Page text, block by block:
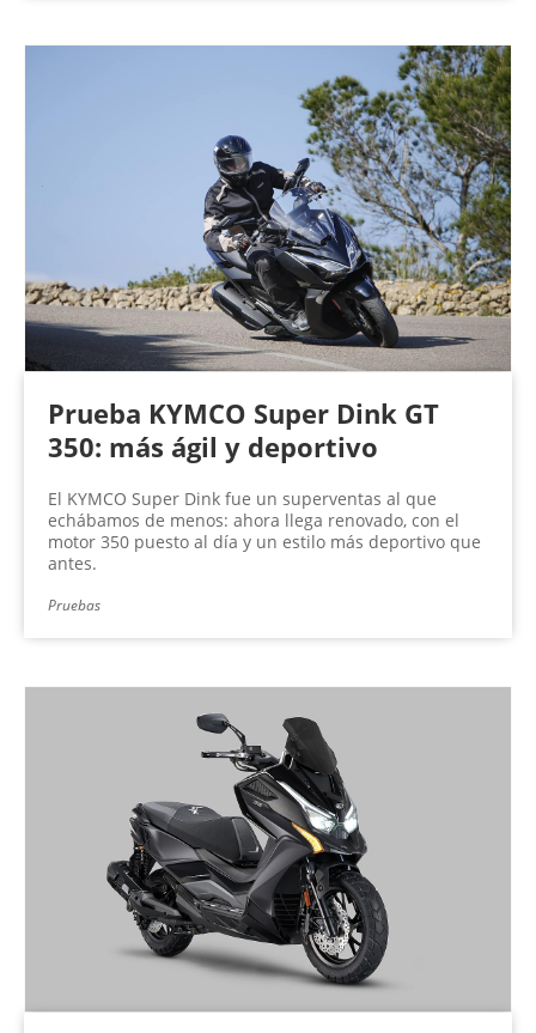
Prueba KYMCO Super Dink GT
350: más ágil y deportivo
El KYMCO Super Dink fue un superventas al que
echábamos de menos: ahora llega renovado, con el
motor 350 puesto al día y un estilo más deportivo que
antes.
Pruebas